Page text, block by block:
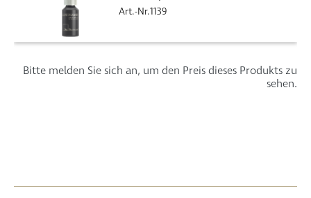
Art.-Nr.1139
Bitte melden Sie sich an, um den Preis dieses Produkts zu
sehen.